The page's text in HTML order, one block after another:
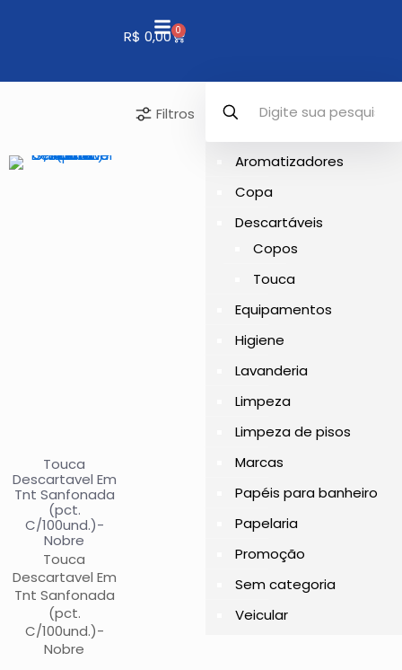
R$ 0,00 0
Filtros
Touca
Descartavel Em
Tnt Sanfonada
(pct.
C/100und.)-
Nobre
Touca
Descartavel Em
Tnt Sanfonada
(pct.
C/100und.)-
Nobre
Aromatizadores
Copa
Descartáveis
Copos
Touca
Equipamentos
Higiene
Lavanderia
Limpeza
Limpeza de pisos
Marcas
Papéis para banheiro
Papelaria
Promoção
Sem categoria
Veicular